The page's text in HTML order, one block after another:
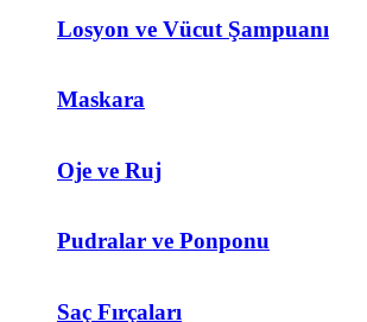
Losyon ve Vücut Şampuanı
Maskara
Oje ve Ruj
Pudralar ve Ponponu
Saç Fırçaları